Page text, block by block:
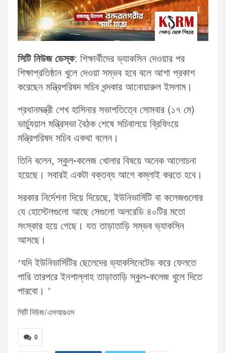
সিটি নিউজ ডেস্ক: শিক্ষার্থীদের ভ্যাকসিন দেওয়ার পর
শিক্ষাপ্রতিষ্ঠান খুলে দেওয়া সম্ভব হবে বলে আশা প্রকাশ
করেছেন মন্ত্রিপরিষদ সচিব খন্দকার আনোয়ারুল ইসলাম।
প্রধানমন্ত্রী শেখ হাসিনার সভাপতিত্বে সোমবার (১৭ মে)
ভার্চ্যুয়াল মন্ত্রিসভা বৈঠক শেষে সচিবালয়ে ব্রিফিংয়ে
মন্ত্রিপরিষদ সচিব একথা বলেন।
তিনি বলেন, স্কুল-কলেজ খোলার বিষয়ে অনেক আলোচনা
হয়েছে। সবারই একটা বক্তব্য আগে কম্লাই করতে হবে।
সরকার নির্দেশনা দিয়ে দিয়েছে, ইউনিভার্সিটি বা কলেজগুলোর
যে হোস্টেলগুলো আছে সেগুলো অলরেডি ৪০টির মতো
সংস্কার হয়ে গেছে। যত তাড়াতাড়ি সম্ভব ভ্যাকসিন
আসছে।
‘যদি ইউনিভার্সিটির ছেলেদের ভ্যাকসিনেটেড করে ফেলতে
পারি তারপরে ইনশাল্লাহ তাড়াতাড়ি স্কুল-কলেজ খুলে দিতে
পারবো। ’
সিটি নিউজ/এসআরএস
0